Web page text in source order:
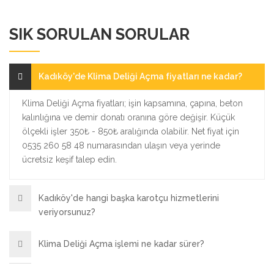
SIK SORULAN SORULAR
Kadıköy'de Klima Deliği Açma fiyatları ne kadar?
Klima Deliği Açma fiyatları; işin kapsamına, çapına, beton
kalınlığına ve demir donatı oranına göre değişir. Küçük
ölçekli işler 350₺ - 850₺ aralığında olabilir. Net fiyat için
0535 260 58 48 numarasından ulaşın veya yerinde
ücretsiz keşif talep edin.
Kadıköy'de hangi başka karotçu hizmetlerini
veriyorsunuz?
Klima Deliği Açma işlemi ne kadar sürer?